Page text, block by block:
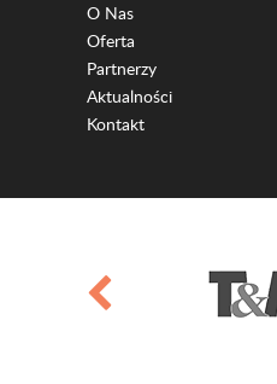
O Nas
Oferta
Partnerzy
Aktualności
Kontakt